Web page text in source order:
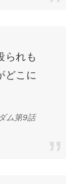
られも
どこに
ム第9話